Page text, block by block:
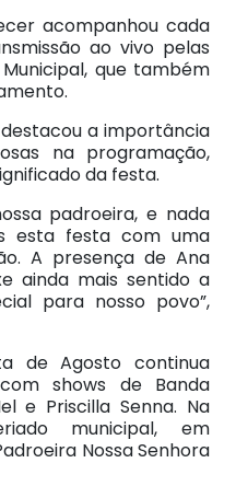
acompanhou cada
ao vivo pelas
que também
a importância
na programação,
da festa.
padroeira, e nada
esta festa com uma
A presença de Ana
ainda mais sentido a
para nosso povo”,
de Agosto continua
shows de Banda
e Priscilla Senna. Na
municipal, em
Nossa Senhora